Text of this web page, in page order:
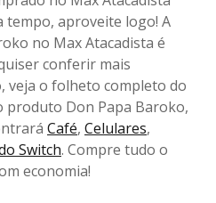
tempo, aproveite logo! A
no Max Atacadista é
conferir mais
veja o folheto completo do
produto Don Papa Baroko,
Café, Celulares,
Switch. Compre tudo o
economia!